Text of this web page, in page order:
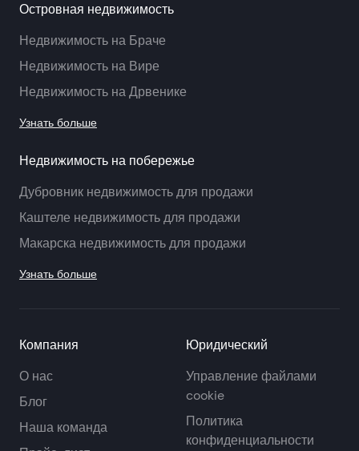
Островная недвижимость
Недвижимость на Браче
Недвижимость на Вире
Недвижимость на Дрвенике
Узнать больше
Недвижимость на побережье
Дубровник недвижимость для продажи
Каштеле недвижимость для продажи
Макарска недвижимость для продажи
Узнать больше
Компания
О нас
Блог
Наша команда
Юридический
Управление файлами
cookie
Политика
конфиденциальности